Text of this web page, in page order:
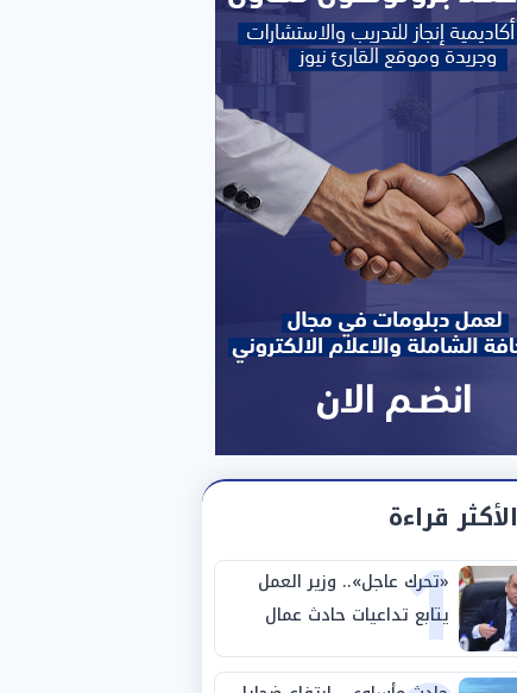
الأكثر قراءة
1
«تحرك عاجل».. وزير العمل
يتابع تداعيات حادث عمال
طريق بني سويف الصحراوي